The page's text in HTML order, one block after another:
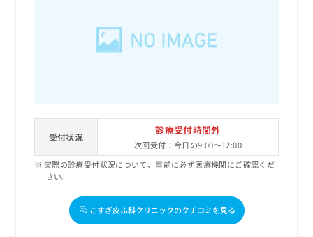
受付状況
診療受付時間外
次回受付：今日の9:00～12:00
実際の診療受付状況について、事前に必ず医療機関にご確認くだ
さい。
こすぎ皮ふ科クリニックのクチコミを見る